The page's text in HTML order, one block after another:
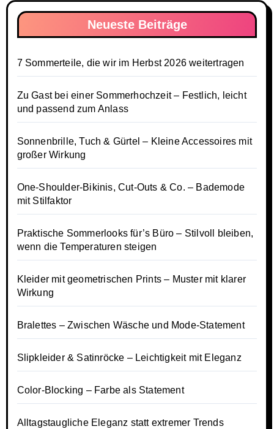
Neueste Beiträge
7 Sommerteile, die wir im Herbst 2026 weitertragen
Zu Gast bei einer Sommerhochzeit – Festlich, leicht
und passend zum Anlass
Sonnenbrille, Tuch & Gürtel – Kleine Accessoires mit
großer Wirkung
One-Shoulder-Bikinis, Cut-Outs & Co. – Bademode
mit Stilfaktor
Praktische Sommerlooks für’s Büro – Stilvoll bleiben,
wenn die Temperaturen steigen
Kleider mit geometrischen Prints – Muster mit klarer
Wirkung
Bralettes – Zwischen Wäsche und Mode-Statement
Slipkleider & Satinröcke – Leichtigkeit mit Eleganz
Color-Blocking – Farbe als Statement
Alltagstaugliche Eleganz statt extremer Trends